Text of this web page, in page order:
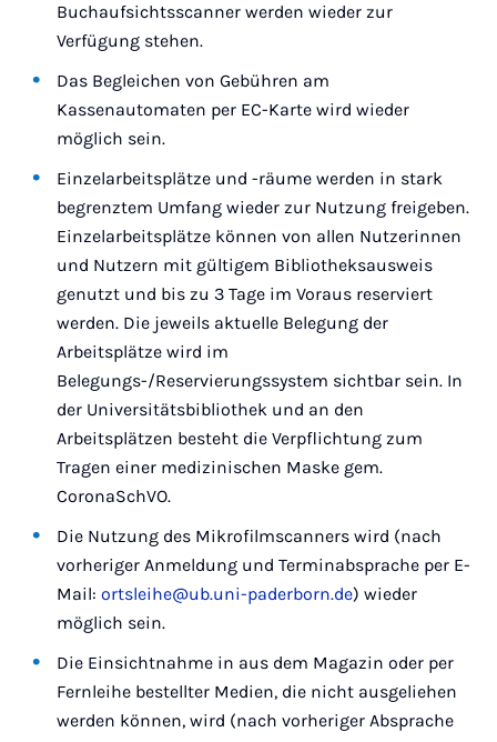
Buchaufsichtsscanner werden wieder zur
Verfügung stehen.
Das Begleichen von Gebühren am
Kassenautomaten per EC-Karte wird wieder
möglich sein.
Einzelarbeitsplätze und -räume werden in stark
begrenztem Umfang wieder zur Nutzung freigeben.
Einzelarbeitsplätze können von allen Nutzerinnen
und Nutzern mit gültigem Bibliotheksausweis
genutzt und bis zu 3 Tage im Voraus reserviert
werden. Die jeweils aktuelle Belegung der
Arbeitsplätze wird im
Belegungs-/Reservierungssystem sichtbar sein. In
der Universitätsbibliothek und an den
Arbeitsplätzen besteht die Verpflichtung zum
Tragen einer medizinischen Maske gem.
CoronaSchVO.
Die Nutzung des Mikrofilmscanners wird (nach
vorheriger Anmeldung und Terminabsprache per E-
Mail:ortsleihe@ub.uni-paderborn.de) wieder
möglich sein.
Die Einsichtnahme in aus dem Magazin oder per
Fernleihe bestellter Medien, die nicht ausgeliehen
werden können, wird (nach vorheriger Absprache